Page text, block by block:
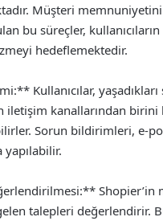
Müşteri
bu süreçler, kullanıcıların
hedeflemektedir.
Kullanıcılar, yaşadıkları
iletişim kanallarından birini
Sorun bildirimleri, e-
yapılabilir.
Shopier’in
talepleri değerlendirir.